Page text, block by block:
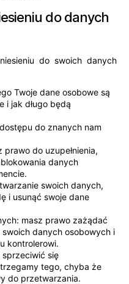
do danych
do swoich danych
Twoje dane osobowe są
i jak długo będą
do znanych nam
do uzupełnienia,
danych
swoich danych,
i usunąć swoje dane
masz prawo zażądać
danych osobowych i
kontrolerowi.
sprzeciwić się
tego, chyba że
do przetwarzania.